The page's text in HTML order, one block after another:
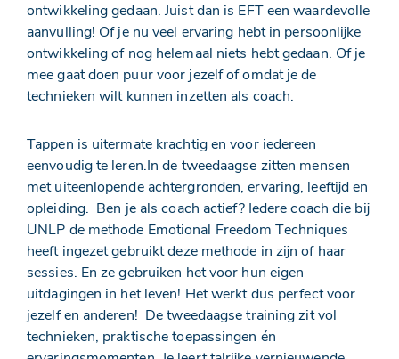
ontwikkeling gedaan. Juist dan is EFT een waardevolle
aanvulling! Of je nu veel ervaring hebt in persoonlijke
ontwikkeling of nog helemaal niets hebt gedaan. Of je
mee gaat doen puur voor jezelf of omdat je de
technieken wilt kunnen inzetten als coach.
Tappen is uitermate krachtig en voor iedereen
eenvoudig te leren.In de tweedaagse zitten mensen
met uiteenlopende achtergronden, ervaring, leeftijd en
opleiding. Ben je als coach actief? Iedere coach die bij
UNLP de methode Emotional Freedom Techniques
heeft ingezet gebruikt deze methode in zijn of haar
sessies. En ze gebruiken het voor hun eigen
uitdagingen in het leven! Het werkt dus perfect voor
jezelf en anderen! De tweedaagse training zit vol
technieken, praktische toepassingen én